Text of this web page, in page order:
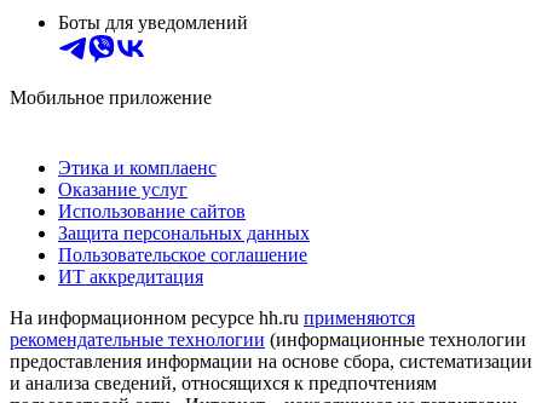
Боты для уведомлений
Мобильное приложение
Этика и комплаенс
Оказание услуг
Использование сайтов
Защита персональных данных
Пользовательское соглашение
ИТ аккредитация
На информационном ресурсе hh.ru применяются
рекомендательные технологии (информационные технологии
предоставления информации на основе сбора, систематизации
и анализа сведений, относящихся к предпочтениям